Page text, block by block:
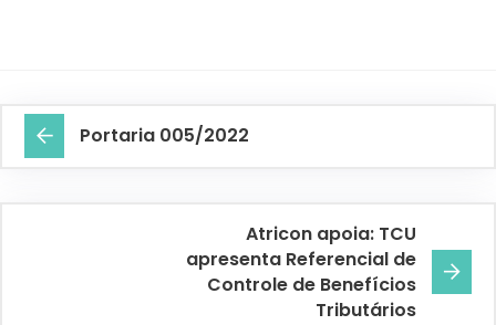
Portaria 005/2022
Atricon apoia: TCU
apresenta Referencial de
Controle de Benefícios
Tributários